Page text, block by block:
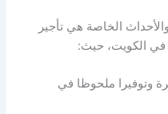
الخاصة هي تأجير
في الكويت، حيث:
وتوفيرا ملحوظا في